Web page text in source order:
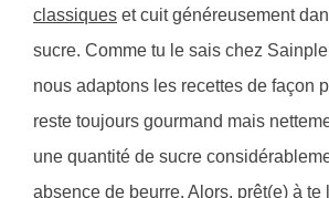
classiques et cuit généreusement
sucre. Comme tu le sais chez
nous adaptons les recettes de façon
reste toujours gourmand mais
une quantité de sucre
absence de beurre. Alors, prêt(e) à te